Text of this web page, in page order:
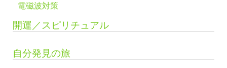
電磁波対策
開運／スピリチュアル
自分発見の旅